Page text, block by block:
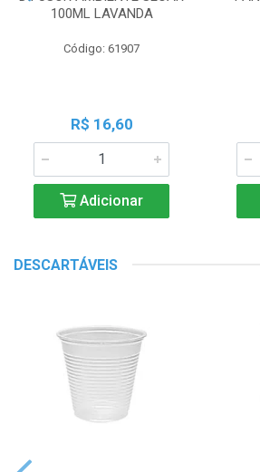
100ML LAVANDA
Código: 61907
R$ 16,60
Adicionar
DESCARTÁVEIS